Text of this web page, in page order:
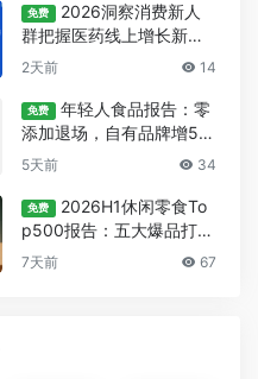
免费
2026洞察消费新人
群把握医药线上增长新机
遇报告
2天前 14
免费
年轻人食品报告：零
添加退场，自有品牌增5
7%
5天前 34
免费
2026H1休闲零食To
p500报告：五大爆品打法
与数据洞察
7天前 67